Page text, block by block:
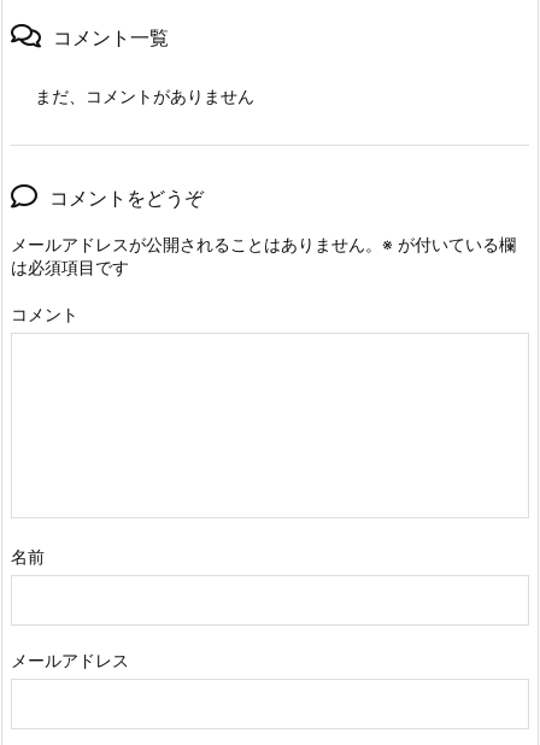
コメント一覧
まだ、コメントがありません
コメントをどうぞ
メールアドレスが公開されることはありません。 ※ が付いている欄
は必須項目です
コメント
名前
メールアドレス